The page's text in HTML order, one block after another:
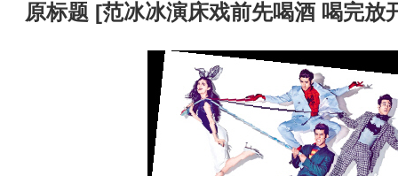
原标题 [范冰冰演床戏前先喝酒 喝完放